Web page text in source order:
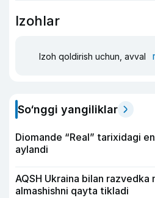
Izohlar
Izoh qoldirish uchun, avval
So‘nggi yangiliklar
Diomande “Real” tarixidagi
aylandi
AQSH Ukraina bilan razvedka
almashishni qayta tikladi